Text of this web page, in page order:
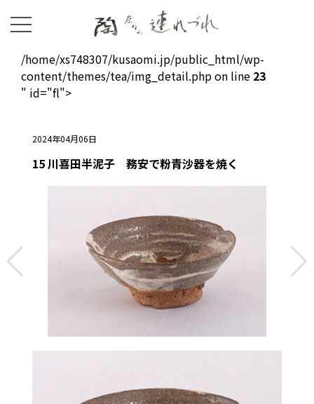
/home/xs748307/kusaomi.jp/public_html/wp-
content/themes/tea/img_detail.php on line 23
" id="fl">
2024年04月06日
15 川喜田半泥子 務安で粉青沙器を焼く